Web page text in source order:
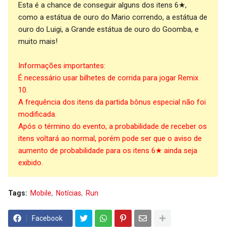
Esta é a chance de conseguir alguns dos itens 6★,
como a estátua de ouro do Mario correndo, a estátua de
ouro do Luigi, a Grande estátua de ouro do Goomba, e
muito mais!
Informações importantes:
É necessário usar bilhetes de corrida para jogar Remix
10.
A frequência dos itens da partida bônus especial não foi
modificada.
Após o término do evento, a probabilidade de receber os
itens voltará ao normal, porém pode ser que o aviso de
aumento de probabilidade para os itens 6★ ainda seja
exibido.
Tags: Mobile Notícias Run
Facebook